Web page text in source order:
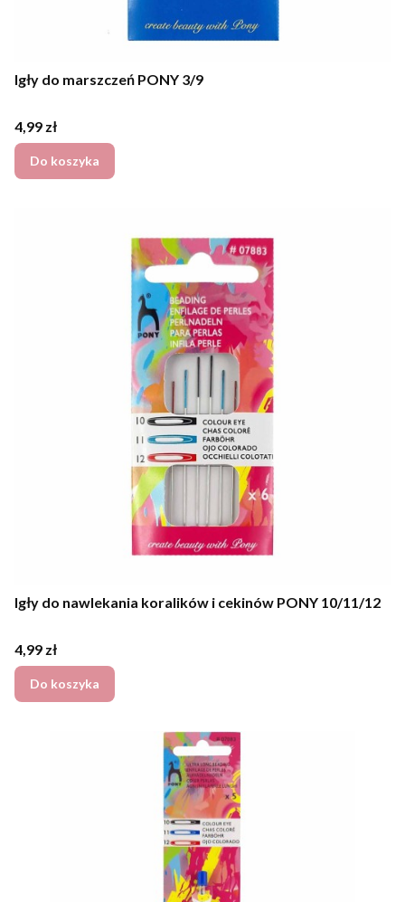
Igły do marszczeń PONY 3/9
Cena
4,99 zł
Do koszyka
Igły do nawlekania koralików i cekinów PONY 10/11/12
Cena
4,99 zł
Do koszyka